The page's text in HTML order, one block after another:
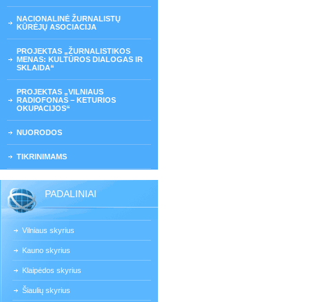
NACIONALINĖ ŽURNALISTŲ
KŪRĖJŲ ASOCIACIJA
PROJEKTAS „ŽURNALISTIKOS
MENAS: KULTŪROS DIALOGAS IR
SKLAIDA“
PROJEKTAS „VILNIAUS
RADIOFONAS – KETURIOS
OKUPACIJOS“
NUORODOS
TIKRINIMAMS
PADALINIAI
Vilniaus skyrius
Kauno skyrius
Klaipėdos skyrius
Šiaulių skyrius